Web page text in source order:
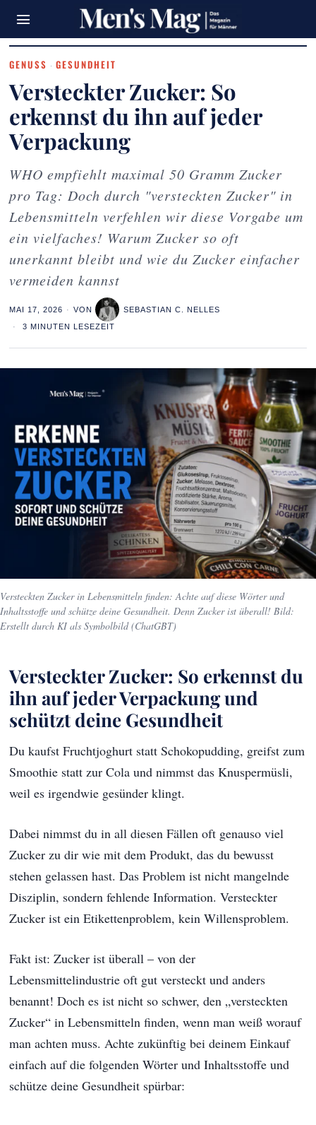
GENUSS · GESUNDHEIT
Versteckter Zucker: So
erkennst du ihn auf jeder
Verpackung
WHO empfiehlt maximal 50 Gramm Zucker
pro Tag: Doch durch "versteckten Zucker" in
Lebensmitteln verfehlen wir diese Vorgabe um
ein vielfaches! Warum Zucker so oft
unerkannt bleibt und wie du Zucker einfacher
vermeiden kannst
MAI 17, 2026 VON SEBASTIAN C. NELLES
3 MINUTEN LESEZEIT
Versteckten Zucker in Lebensmitteln finden: Achte auf diese Wörter und
Inhaltsstoffe und schütze deine Gesundheit. Denn Zucker ist überall! Bild:
Erstellt durch KI als Symbolbild (ChatGBT)
Versteckter Zucker: So erkennst du
ihn auf jeder Verpackung und
schützt deine Gesundheit
Du kaufst Fruchtjoghurt statt Schokopudding, greifst zum
Smoothie statt zur Cola und nimmst das Knuspermüsli,
weil es irgendwie gesünder klingt.
Dabei nimmst du in all diesen Fällen oft genauso viel
Zucker zu dir wie mit dem Produkt, das du bewusst
stehen gelassen hast. Das Problem ist nicht mangelnde
Disziplin, sondern fehlende Information. Versteckter
Zucker ist ein Etikettenproblem, kein Willensproblem.
Fakt ist: Zucker ist überall – von der
Lebensmittelindustrie oft gut versteckt und anders
benannt! Doch es ist nicht so schwer, den „versteckten
Zucker“ in Lebensmitteln finden, wenn man weiß worauf
man achten muss. Achte zukünftig bei deinem Einkauf
einfach auf die folgenden Wörter und Inhaltsstoffe und
schütze deine Gesundheit spürbar: